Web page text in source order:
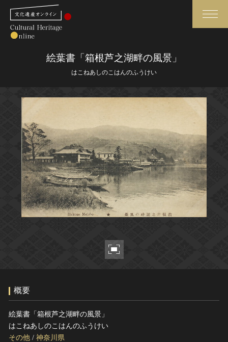
さらに詳細検索
トップ
作品一覧
カテゴリで見る
世界遺産と無形文化遺産
全国の美術館・博物館
媒体資料・関連記事等
博物館、美術館の皆さまへ
文化庁よりご挨拶
今月のみどころ
お知らせ一覧
このサイトについて
サイトのご意見はこちら
文化遺産データベース
絵葉書「箱根芦之湖畔の風景」
はこねあしのこはんのふうけい
概要
絵葉書「箱根芦之湖畔の風景」
はこねあしのこはんのふうけい
その他 / 神奈川県